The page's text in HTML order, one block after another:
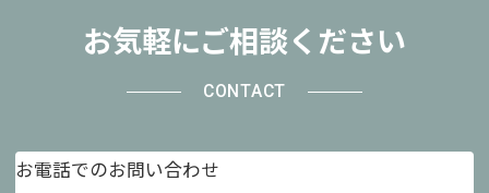
お気軽にご相談ください
CONTACT
お電話でのお問い合わせ